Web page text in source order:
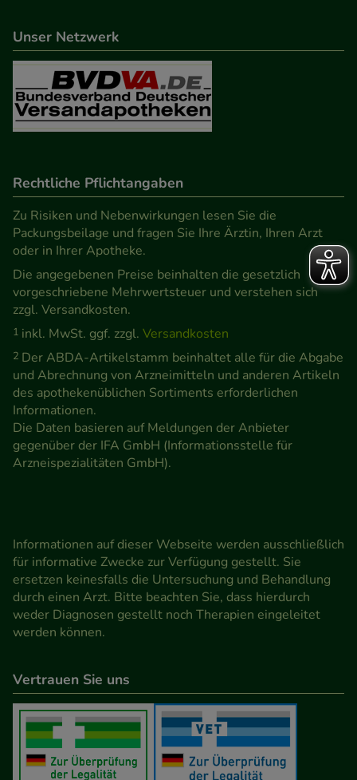
Unser Netzwerk
Rechtliche Pflichtangaben
Zu Risiken und Nebenwirkungen lesen Sie die
Packungsbeilage und fragen Sie Ihre Ärztin, Ihren Arzt
oder in Ihrer Apotheke.
Die angegebenen Preise beinhalten die gesetzlich
vorgeschriebene Mehrwertsteuer und verstehen sich
zzgl. Versandkosten.
1 inkl. MwSt. ggf. zzgl. Versandkosten
2 Der ABDA-Artikelstamm beinhaltet alle für die Abgabe
und Abrechnung von Arzneimitteln und anderen Artikeln
des apothekenüblichen Sortiments erforderlichen
Informationen.
Die Daten basieren auf Meldungen der Anbieter
gegenüber der IFA GmbH (Informationsstelle für
Arzneispezialitäten GmbH).
Informationen auf dieser Webseite werden ausschließlich
für informative Zwecke zur Verfügung gestellt. Sie
ersetzen keinesfalls die Untersuchung und Behandlung
durch einen Arzt. Bitte beachten Sie, dass hierdurch
weder Diagnosen gestellt noch Therapien eingeleitet
werden können.
Vertrauen Sie uns